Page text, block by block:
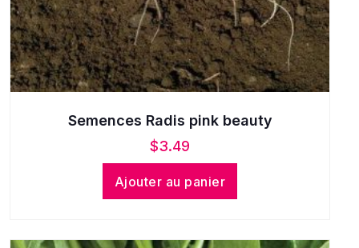
Semences Radis pink beauty
$3.49
Ajouter au panier